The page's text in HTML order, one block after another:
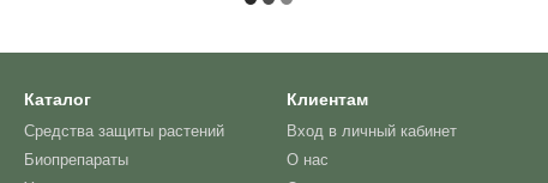
Каталог
Средства защиты растений
Биопрепараты
Клиентам
Вход в личный кабинет
О нас